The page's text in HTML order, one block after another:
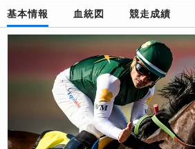
基本情報 血統図 競走成績